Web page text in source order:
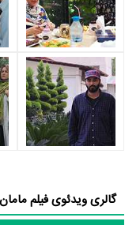
در خلاصه داستانی که یا از
داستان مامان منتشر شده
هنوز برای خواهر و
داشتنی، اما برای
تاکسی خود، مسافرکشی
افتخارات و جوایز فیلم مامان
فیلم مامان و کارنامه فعالیت
گالری ویدئوی فیلم مامان